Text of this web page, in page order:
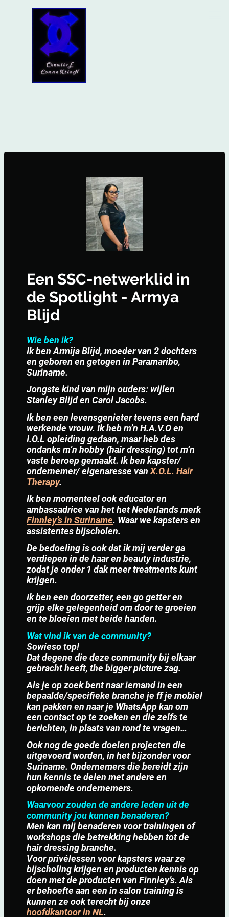
Een SSC-netwerklid in
de Spotlight - Armya
Blijd
Wie ben ik?
Ik ben Armija Blijd, moeder van 2 dochters
en geboren en getogen in Paramaribo,
Suriname.
Jongste kind van mijn ouders: wijlen
Stanley Blijd en Carol Jacobs.
Ik ben een levensgenieter tevens een hard
werkende vrouw. Ik heb m’n H.A.V.O en
I.O.L opleiding gedaan, maar heb des
ondanks m’n hobby (hair dressing) tot m’n
vaste beroep gemaakt. Ik ben kapster/
ondernemer/ eigenaresse van X.O.L. Hair
Therapy.
Ik ben momenteel ook educator en
ambassadrice van het het Nederlands merk
Finnley’s in Suriname. Waar we kapsters en
assistentes bijscholen.
De bedoeling is ook dat ik mij verder ga
verdiepen in de haar en beauty industrie,
zodat je onder 1 dak meer treatments kunt
krijgen.
Ik ben een doorzetter, een go getter en
grijp elke gelegenheid om door te groeien
en te bloeien met beide handen.
Wat vind ik van de community?
Sowieso top!
Dat degene die deze community bij elkaar
gebracht heeft, the bigger picture zag.
Als je op zoek bent naar iemand in een
bepaalde/specifieke branche je ff je mobiel
kan pakken en naar je WhatsApp kan om
een contact op te zoeken en die zelfs te
berichten, in plaats van rond te vragen…
Ook nog de goede doelen projecten die
uitgevoerd worden, in het bijzonder voor
Suriname. Ondernemers die bereidt zijn
hun kennis te delen met andere en
opkomende ondernemers.
Waarvoor zouden de andere leden uit de
community jou kunnen benaderen?
Men kan mij benaderen voor trainingen of
workshops die betrekking hebben tot de
hair dressing branche.
Voor privélessen voor kapsters waar ze
bijscholing krijgen en producten kennis op
doen met de producten van Finnley’s. Als
er behoefte aan een in salon training is
kunnen ze ook terecht bij onze
hoofdkantoor in NL.